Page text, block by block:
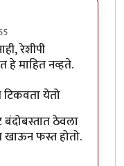
रेशीपी
माहित नव्हते.
टिकवता येतो
ठेवला
खाऊन फस्त होतो.